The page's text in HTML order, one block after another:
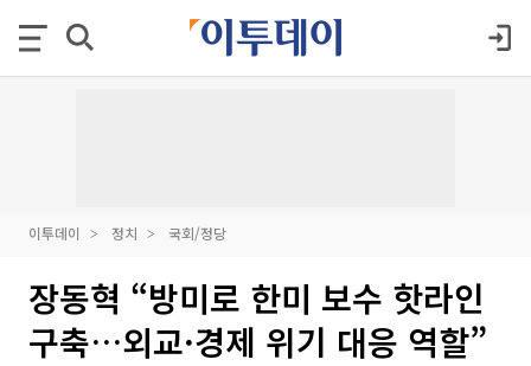
이투데이 정치 국회/정당
장동혁 “방미로 한미 보수 핫라인
구축…외교·경제 위기 대응 역할”